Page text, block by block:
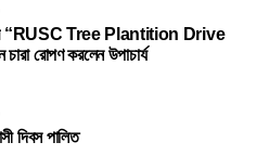
“RUSC Tree Plantition Drive
রোপণ করলেন উপাচার্য
দিবস পালিত